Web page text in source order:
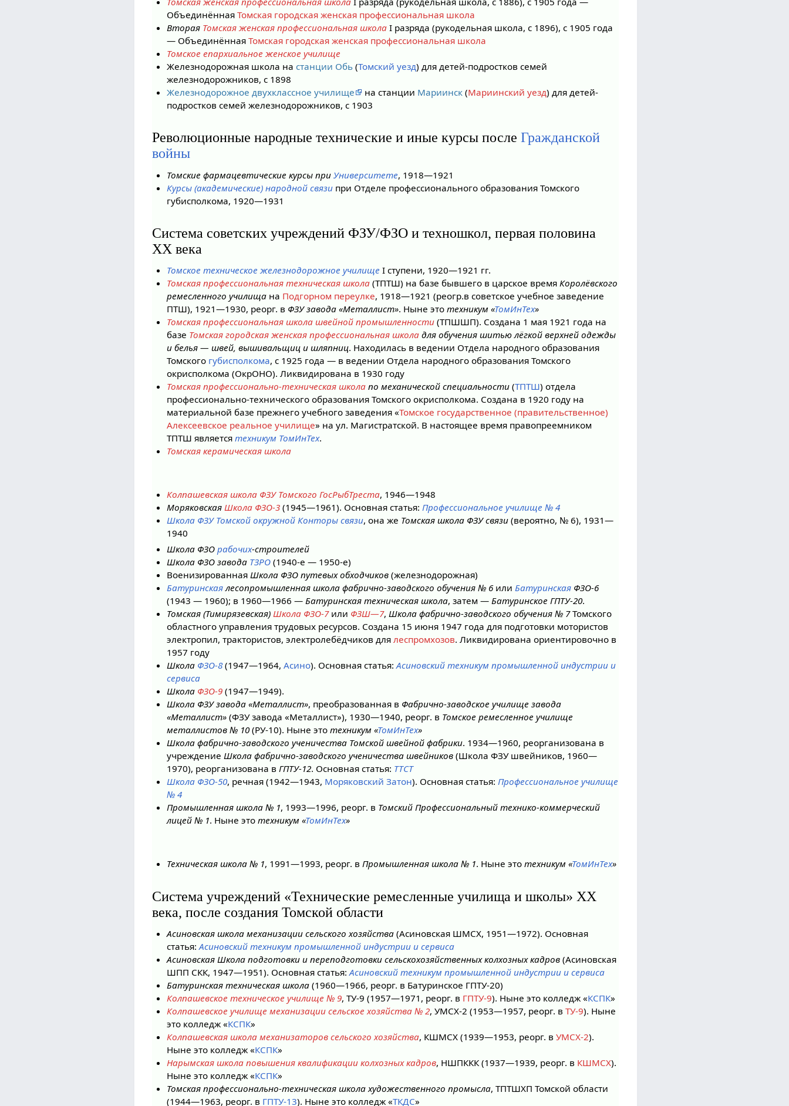
Объединённая Томская городская женская профессиональная школа
Вторая Томская женская профессиональная школаI разряда (рукодельная школа, с 1896), с 1905 года
— Объединённая Томская городская женская профессиональная школа
Томское епархиальное женское училище
Железнодорожная школа на станции Обь(Томский уезд) для детей-подростков семей
железнодорожников, с 1898
Железнодорожное двухклассное училище
на станции Мариинск(Мариинский уезд) для детей-
подростков семей железнодорожников, с 1903
Революционные народные технические и иные курсы послеГражданской
войны
Томские фармацевтические курсы при Университете, 1918—1921
Курсы (академические) народной связипри Отделе профессионального образования Томского
губисполкома, 1920—1931
Система советских учреждений ФЗУ/ФЗО и техношкол, первая половина
XX века
Томское техническое железнодорожное училище I ступени, 1920—1921 гг.
Томская профессиональная техническая школа(ТПТШ) на базе бывшего в царское время Королёвского
ремесленного училищана Подгорном переулке, 1918—1921 (реогр.в советское учебное заведение
ПТШ), 1921—1930, реорг. в ФЗУ завода «Металлист». Ныне это техникум «ТомИнТех»
Томская профессиональная школа швейной промышленности(ТПШШП). Создана 1 мая 1921 года на
базе Томская городская женская профессиональная школадля обучения шитью лёгкой верхней одежды
и белья — швей, вышивальщиц и шляпниц. Находилась в ведении Отдела народного образования
Томского губисполкома, с 1925 года — в ведении Отдела народного образования Томского
окрисполкома (ОкрОНО). Ликвидирована в 1930 году
Томская профессионально-техническая школапо механической специальности(ТПТШ) отдела
профессионально-технического образования Томского окрисполкома. Создана в 1920 году на
материальной базе прежнего учебного заведения «Томское государственное (правительственное)
Алексеевское реальное училище» на ул. Магистратской. В настоящее время правопреемником
ТПТШ является техникум ТомИнТех.
Томская керамическая школа
Колпашевская школа ФЗУ Томского ГосРыбТреста, 1946—1948
Моряковская Школа ФЗО-3(1945—1961). Основная статья: Профессиональное училище № 4
Школа ФЗУ Томской окружной Конторы связи, она же Томская школа ФЗУ связи(вероятно, № 6), 1931—
1940
Школа ФЗО рабочих-строителей
Школа ФЗО завода ТЗРО(1940-е — 1950-е)
Военизированная Школа ФЗО путевых обходчиков(железнодорожная)
Батуринскаялесопромышленная школа фабрично-заводского обучения № 6или БатуринскаяФЗО-6
(1943 — 1960); в 1960—1966 — Батуринская техническая школа, затем — Батуринское ГПТУ-20.
Томская (Тимирязевская) Школа ФЗО-7или ФЗШ—7, Школа фабрично-заводского обучения № 7Томского
областного управления трудовых ресурсов. Создана 15 июня 1947 года для подготовки мотористов
электропил, трактористов, электролебёдчиков для леспромхозов. Ликвидирована ориентировочно в
1957 году
Школа ФЗО-8(1947—1964, Асино). Основная статья: Асиновский техникум промышленной индустрии и
сервиса
Школа ФЗО-9(1947—1949).
Школа ФЗУ завода «Металлист», преобразованная в Фабрично-заводское училище завода
«Металлист»(ФЗУ завода «Металлист»), 1930—1940, реорг. в Томское ремесленное училище
металлистов № 10(РУ-10). Ныне это техникум «ТомИнТех»
Школа фабрично-заводского ученичества Томской швейной фабрики. 1934—1960, реорганизована в
учреждение Школа фабрично-заводского ученичества швейников(Школа ФЗУ швейников, 1960—
1970), реорганизована в ГПТУ-12. Основная статья: ТТСТ
Школа ФЗО-50, речная (1942—1943, Моряковский Затон). Основная статья: Профессиональное училище
№ 4
Промышленная школа № 1, 1993—1996, реорг. в Томский Профессиональный технико-коммерческий
лицей № 1. Ныне это техникум «ТомИнТех»
Техническая школа № 1, 1991—1993, реорг. в Промышленная школа № 1. Ныне это техникум «ТомИнТех»
Система учреждений «Технические ремесленные училища и школы» XX
века, после создания Томской области
Асиновская школа механизации сельского хозяйства(Асиновская ШМСХ, 1951—1972). Основная
статья: Асиновский техникум промышленной индустрии и сервиса
Асиновская Школа подготовки и переподготовки сельскохозяйственных колхозных кадров(Асиновская
ШПП СКК, 1947—1951). Основная статья: Асиновский техникум промышленной индустрии и сервиса
Батуринская техническая школа(1960—1966, реорг. в Батуринское ГПТУ-20)
Колпашевское техническое училище № 9, ТУ-9 (1957—1971, реорг. в ГПТУ-9). Ныне это колледж «КСПК»
Колпашевское училище механизации сельское хозяйства № 2, УМСХ-2 (1953—1957, реорг. в ТУ-9). Ныне
это колледж «КСПК»
Колпашевская школа механизаторов сельского хозяйства, КШМСХ (1939—1953, реорг. в УМСХ-2).
Ныне это колледж «КСПК»
Нарымская школа повышения квалификации колхозных кадров, НШПККК (1937—1939, реорг. в КШМСХ).
Ныне это колледж «КСПК»
Томская профессионально-техническая школа художественного промысла, ТПТШХП Томской области
(1944—1963, реорг. в ГПТУ-13). Ныне это колледж «ТКДС»